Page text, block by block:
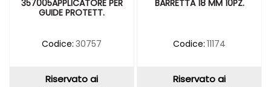
357005APPLICATORE PER
GUIDE PROTETT.
Codice: 30757
Riservato ai
BARRETTA 18 MM 10PZ.
Codice: 11174
Riservato ai